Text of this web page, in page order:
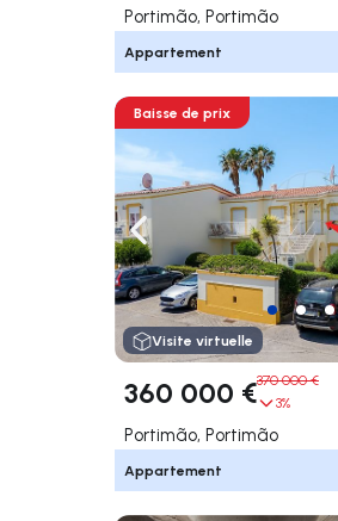
Portimão, Portimão
Appartement
Naviguer vers la gauche
Baisse de prix
Visite virtuelle
360 000 €370 000 €
3%
Portimão, Portimão
Appartement